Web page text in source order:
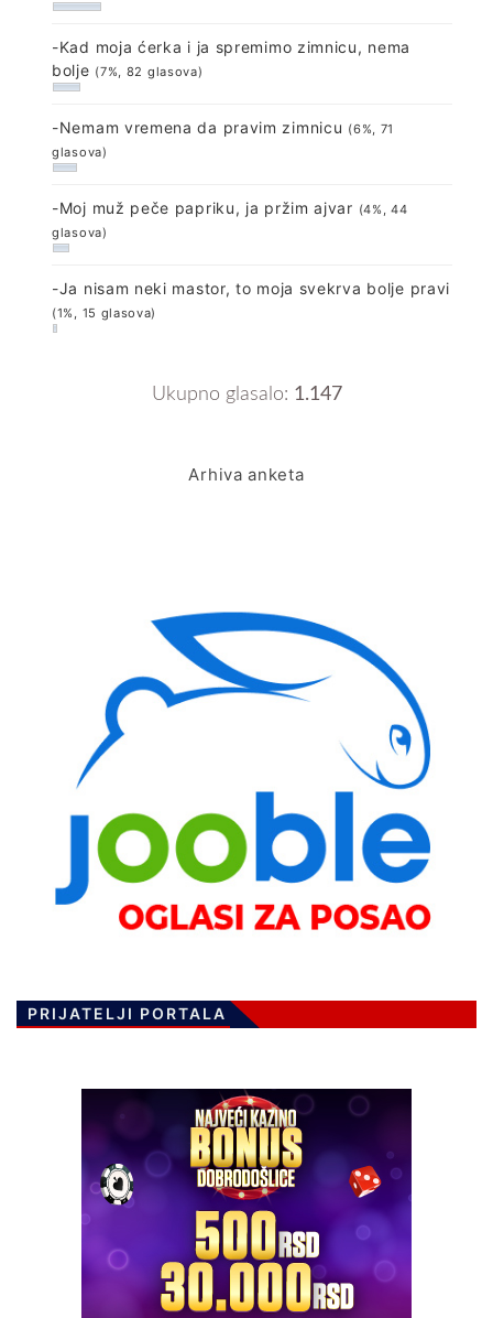
-Kad moja ćerka i ja spremimo zimnicu, nema
bolje (7%, 82 glasova)
-Nemam vremena da pravim zimnicu (6%, 71
glasova)
-Moj muž peče papriku, ja pržim ajvar (4%, 44
glasova)
-Ja nisam neki mastor, to moja svekrva bolje pravi
(1%, 15 glasova)
Ukupno glasalo: 1.147
Arhiva anketa
PRIJATELJI PORTALA